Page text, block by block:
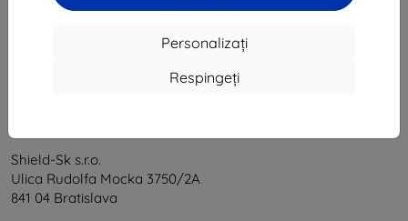
Personalizați
Respingeți
«
Shield-Sk s.r.o.
Ulica Rudolfa Mocka 3750/2A
841 04 Bratislava